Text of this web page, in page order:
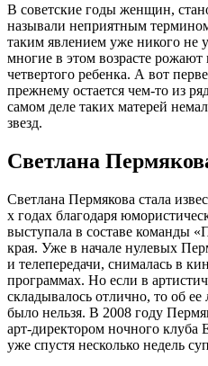
В советские годы женщин,
называли неприятным
таким явлением уже никого не
многие в этом возрасте рожают
четвертого ребенка. А вот
прежнему остается чем-то из
самом деле таких матерей
звезд.
Светлана
Светлана Пермякова стала
х годах благодаря
выступала в составе команды
края. Уже в начале нулевых
и телепередачи, снималась в
программах. Но если в
складывалось отлично, то об
было нельзя. В 2008 году
арт-директором ночного
уже спустя несколько недель